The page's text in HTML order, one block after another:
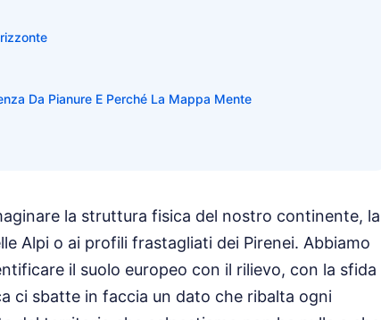
Da Pianure E Perché La Mappa Mente
la struttura fisica del nostro continente, la
Alpi o ai profili frastagliati dei Pirenei. Abbiamo
il suolo europeo con il rilievo, con la sfida
ci sbatte in faccia un dato che ribalta ogni